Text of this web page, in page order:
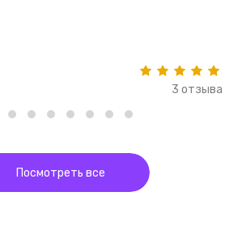
3 отзыва
Посмотреть все